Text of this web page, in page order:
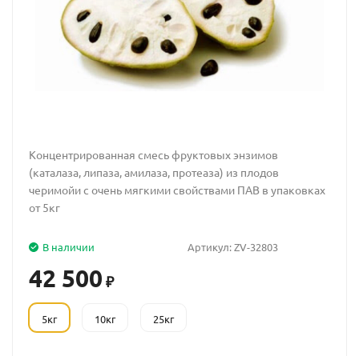
Концентрированная смесь фруктовых энзимов
(каталаза, липаза, амилаза, протеаза) из плодов
черимойи с очень мягкими свойствами ПАВ в упаковках
от 5кг
Артикул:ZV-32803
В наличии
42 500 ₽
5кг 10кг 25кг